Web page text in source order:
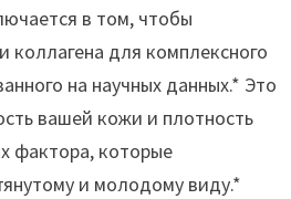
в том, чтобы
коллагена для комплексного
на научных данных.* Это
вашей кожи и плотность
фактора, которые
и молодому виду.*